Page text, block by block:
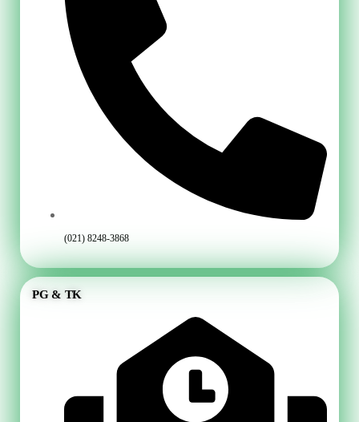
(021) 8248-3868
PG & TK